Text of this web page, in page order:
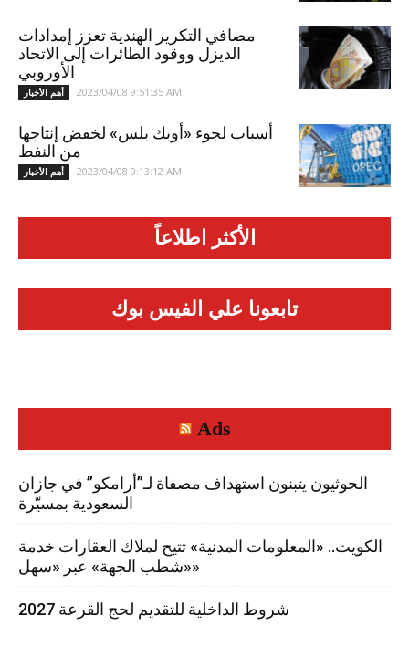
مصافي التكرير الهندية تعزز إمدادات
الديزل ووقود الطائرات إلى الاتحاد
الأوروبي
أهم الأخبار 2023/04/08 9:51:35 AM
أسباب لجوء «أوبك بلس» لخفض إنتاجها
من النفط
أهم الأخبار 2023/04/08 9:13:12 AM
الأكثر اطلاعاً
تابعونا علي الفيس بوك
Ads
الحوثيون يتبنون استهداف مصفاة لـ”أرامكو” في جازان
السعودية بمسيّرة
الكويت.. «المعلومات المدنية» تتيح لملاك العقارات خدمة
«شطب الجهة» عبر «سهل»
شروط الداخلية للتقديم لحج القرعة 2027